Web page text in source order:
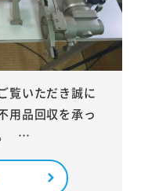
覧いただき誠に
用品回収を承っ
。 …